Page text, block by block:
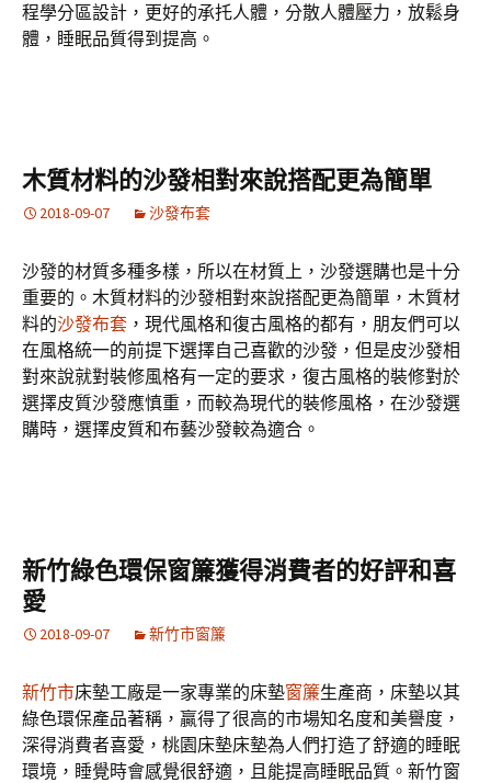
程學分區設計，更好的承托人體，分散人體壓力，放鬆身
體，睡眠品質得到提高。
木質材料的沙發相對來說搭配更為簡單
2018-09-07 沙發布套
沙發的材質多種多樣，所以在材質上，沙發選購也是十分
重要的。木質材料的沙發相對來說搭配更為簡單，木質材
料的沙發布套 ，現代風格和復古風格的都有，朋友們可以
在風格統一的前提下選擇自己喜歡的沙發，但是皮沙發相
對來說就對裝修風格有一定的要求，復古風格的裝修對於
選擇皮質沙發應慎重，而較為現代的裝修風格，在沙發選
購時，選擇皮質和布藝沙發較為適合。
新竹綠色環保窗簾獲得消費者的好評和喜
愛
2018-09-07 新竹市窗簾
新竹市床墊工廠是一家專業的床墊窗簾生產商，床墊以其
綠色環保產品著稱，贏得了很高的市場知名度和美譽度，
深得消費者喜愛，桃園床墊床墊為人們打造了舒適的睡眠
環境，睡覺時會感覺很舒適，且能提高睡眠品質。新竹窗